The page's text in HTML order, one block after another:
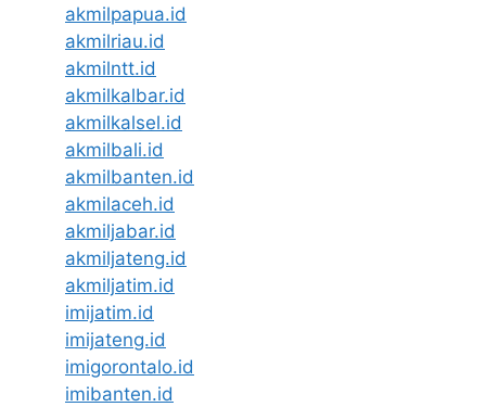
akmilpapua.id
akmilriau.id
akmilntt.id
akmilkalbar.id
akmilkalsel.id
akmilbali.id
akmilbanten.id
akmilaceh.id
akmiljabar.id
akmiljateng.id
akmiljatim.id
imijatim.id
imijateng.id
imigorontalo.id
imibanten.id